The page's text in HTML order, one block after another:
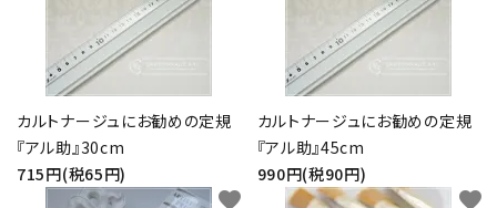
カルトナージュにお勧めの定規
『アル助』30cm
715円(税65円)
カルトナージュにお勧めの定規
『アル助』45cm
990円(税90円)
favorite favorite